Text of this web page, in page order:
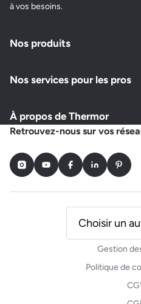
à vos besoins.
Nos produits
Nos services pour les pros
À propos de Thermor
Retrouvez-nous sur vos
InstagramYoutubeFacebookLinkedIn
Gestion
Politique de
Choisir un